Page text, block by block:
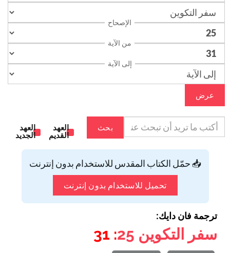
الإصحاح
من الآية
إلى الآية
عرض
بحث
العهد
القديم
العهد
الجديد
📥 حمّل الكتاب المقدس للاستخدام بدون إنترنت
تحميل للاستخدام بدون إنترنت
ترجمة فان دايك:
سفر التكوين 25
: 31